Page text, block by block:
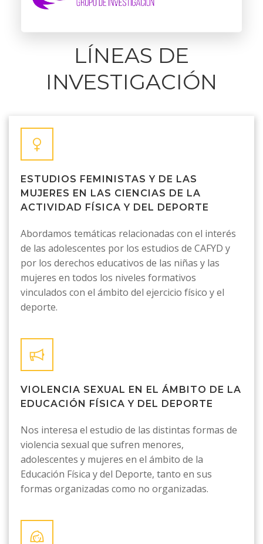
LÍNEAS DE
INVESTIGACIÓN
ESTUDIOS FEMINISTAS Y DE LAS
MUJERES EN LAS CIENCIAS DE LA
ACTIVIDAD FÍSICA Y DEL DEPORTE
Abordamos temáticas relacionadas con el interés
de las adolescentes por los estudios de CAFYD y
por los derechos educativos de las niñas y las
mujeres en todos los niveles formativos
vinculados con el ámbito del ejercicio físico y el
deporte.
VIOLENCIA SEXUAL EN EL ÁMBITO DE LA
EDUCACIÓN FÍSICA Y DEL DEPORTE
Nos interesa el estudio de las distintas formas de
violencia sexual que sufren menores,
adolescentes y mujeres en el ámbito de la
Educación Física y del Deporte, tanto en sus
formas organizadas como no organizadas.